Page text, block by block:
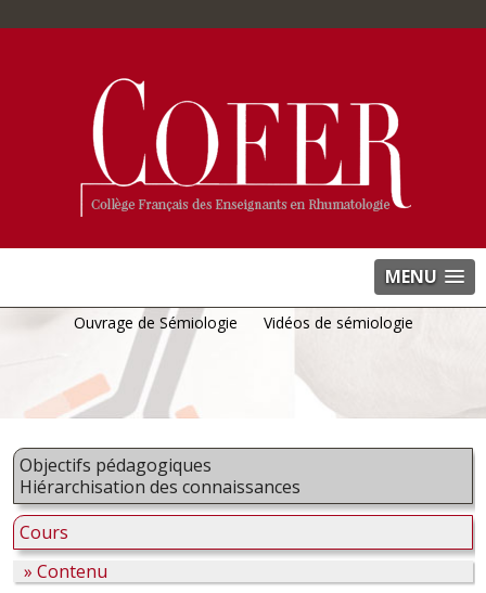
MENU
Ouvrage de Sémiologie Vidéos de sémiologie
Objectifs pédagogiques
Hiérarchisation des connaissances
Cours
» Contenu